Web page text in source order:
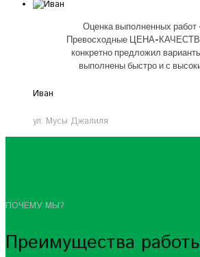
Оценка выполненных
Превосходные ЦЕНА-
конкретно предложил
выполнены быстро и с
Иван
ул. Мусы Джалиля
ПОЧЕМУ МЫ?
Преимущества